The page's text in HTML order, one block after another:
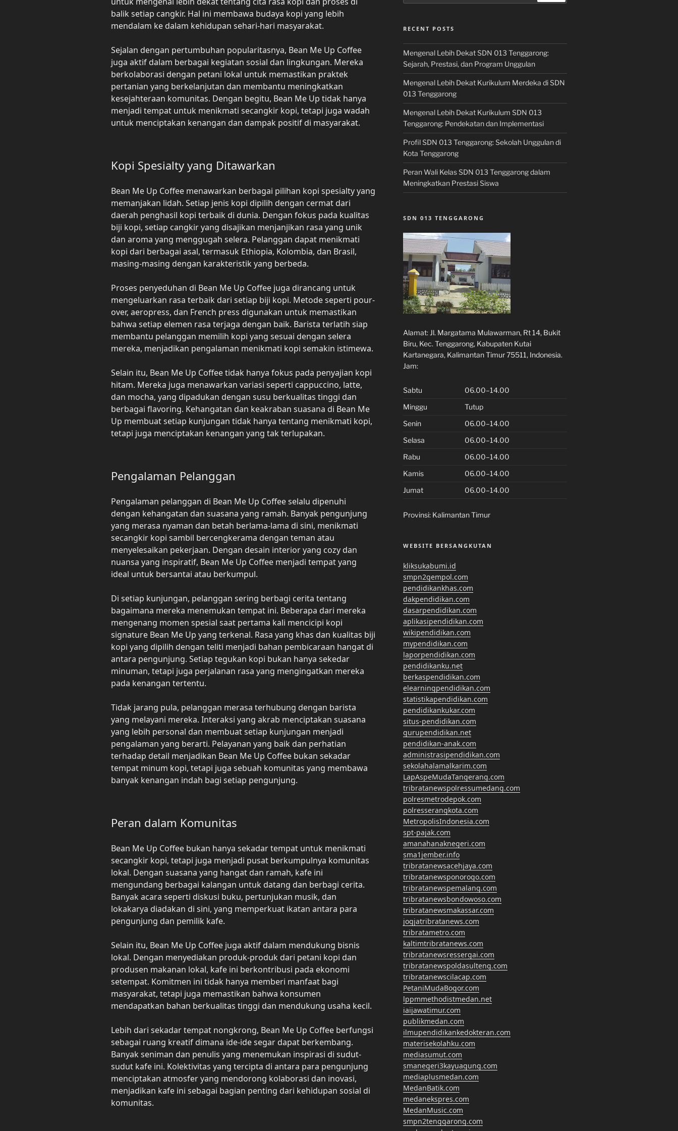
balik setiap cangkir. Hal ini membawa budaya kopi yang lebih
mendalam ke dalam kehidupan sehari-hari masyarakat.
Sejalan dengan pertumbuhan popularitasnya, Bean Me Up Coffee
juga aktif dalam berbagai kegiatan sosial dan lingkungan. Mereka
berkolaborasi dengan petani lokal untuk memastikan praktek
pertanian yang berkelanjutan dan membantu meningkatkan
kesejahteraan komunitas. Dengan begitu, Bean Me Up tidak hanya
menjadi tempat untuk menikmati secangkir kopi, tetapi juga wadah
untuk menciptakan kenangan dan dampak positif di masyarakat.
Kopi Spesialty yang Ditawarkan
Bean Me Up Coffee menawarkan berbagai pilihan kopi spesialty yang
memanjakan lidah. Setiap jenis kopi dipilih dengan cermat dari
daerah penghasil kopi terbaik di dunia. Dengan fokus pada kualitas
biji kopi, setiap cangkir yang disajikan menjanjikan rasa yang unik
dan aroma yang menggugah selera. Pelanggan dapat menikmati
kopi dari berbagai asal, termasuk Ethiopia, Kolombia, dan Brasil,
masing-masing dengan karakteristik yang berbeda.
Proses penyeduhan di Bean Me Up Coffee juga dirancang untuk
mengeluarkan rasa terbaik dari setiap biji kopi. Metode seperti pour-
over, aeropress, dan French press digunakan untuk memastikan
bahwa setiap elemen rasa terjaga dengan baik. Barista terlatih siap
membantu pelanggan memilih kopi yang sesuai dengan selera
mereka, menjadikan pengalaman menikmati kopi semakin istimewa.
Selain itu, Bean Me Up Coffee tidak hanya fokus pada penyajian kopi
hitam. Mereka juga menawarkan variasi seperti cappuccino, latte,
dan mocha, yang dipadukan dengan susu berkualitas tinggi dan
berbagai flavoring. Kehangatan dan keakraban suasana di Bean Me
Up membuat setiap kunjungan tidak hanya tentang menikmati kopi,
tetapi juga menciptakan kenangan yang tak terlupakan.
Pengalaman Pelanggan
Pengalaman pelanggan di Bean Me Up Coffee selalu dipenuhi
dengan kehangatan dan suasana yang ramah. Banyak pengunjung
yang merasa nyaman dan betah berlama-lama di sini, menikmati
secangkir kopi sambil bercengkerama dengan teman atau
menyelesaikan pekerjaan. Dengan desain interior yang cozy dan
nuansa yang inspiratif, Bean Me Up Coffee menjadi tempat yang
ideal untuk bersantai atau berkumpul.
Di setiap kunjungan, pelanggan sering berbagi cerita tentang
bagaimana mereka menemukan tempat ini. Beberapa dari mereka
mengenang momen spesial saat pertama kali mencicipi kopi
signature Bean Me Up yang terkenal. Rasa yang khas dan kualitas biji
kopi yang dipilih dengan teliti menjadi bahan pembicaraan hangat di
antara pengunjung. Setiap tegukan kopi bukan hanya sekedar
minuman, tetapi juga perjalanan rasa yang mengingatkan mereka
pada kenangan tertentu.
Tidak jarang pula, pelanggan merasa terhubung dengan barista
yang melayani mereka. Interaksi yang akrab menciptakan suasana
yang lebih personal dan membuat setiap kunjungan menjadi
pengalaman yang berarti. Pelayanan yang baik dan perhatian
terhadap detail menjadikan Bean Me Up Coffee bukan sekadar
tempat minum kopi, tetapi juga sebuah komunitas yang membawa
banyak kenangan indah bagi setiap pengunjung.
Peran dalam Komunitas
Bean Me Up Coffee bukan hanya sekadar tempat untuk menikmati
secangkir kopi, tetapi juga menjadi pusat berkumpulnya komunitas
lokal. Dengan suasana yang hangat dan ramah, kafe ini
mengundang berbagai kalangan untuk datang dan berbagi cerita.
Banyak acara seperti diskusi buku, pertunjukan musik, dan
lokakarya diadakan di sini, yang memperkuat ikatan antara para
pengunjung dan pemilik kafe.
Selain itu, Bean Me Up Coffee juga aktif dalam mendukung bisnis
lokal. Dengan menyediakan produk-produk dari petani kopi dan
produsen makanan lokal, kafe ini berkontribusi pada ekonomi
setempat. Komitmen ini tidak hanya memberi manfaat bagi
masyarakat, tetapi juga memastikan bahwa konsumen
mendapatkan bahan berkualitas tinggi dan mendukung usaha kecil.
Lebih dari sekadar tempat nongkrong, Bean Me Up Coffee berfungsi
sebagai ruang kreatif dimana ide-ide segar dapat berkembang.
Banyak seniman dan penulis yang menemukan inspirasi di sudut-
sudut kafe ini. Kolektivitas yang tercipta di antara para pengunjung
menciptakan atmosfer yang mendorong kolaborasi dan inovasi,
menjadikan kafe ini sebagai bagian penting dari kehidupan sosial di
komunitas.
RECENT POSTS
Mengenal Lebih Dekat SDN 013 Tenggarong:
Sejarah, Prestasi, dan Program Unggulan
Mengenal Lebih Dekat Kurikulum Merdeka di SDN
013 Tenggarong
Mengenal Lebih Dekat Kurikulum SDN 013
Tenggarong: Pendekatan dan Implementasi
Profil SDN 013 Tenggarong: Sekolah Unggulan di
Kota Tenggarong
Peran Wali Kelas SDN 013 Tenggarong dalam
Meningkatkan Prestasi Siswa
SDN 013 TENGGARONG
Alamat: Jl. Margatama Mulawarman, Rt 14, Bukit
Biru, Kec. Tenggarong, Kabupaten Kutai
Kartanegara, Kalimantan Timur 75511, Indonesia.
Jam:
Sabtu
06.00–14.00
Minggu
Tutup
Senin
06.00–14.00
Selasa
06.00–14.00
Rabu
06.00–14.00
Kamis
06.00–14.00
Jumat
06.00–14.00
Provinsi: Kalimantan Timur
WEBSITE BERSANGKUTAN
kliksukabumi.id
smpn2gempol.com
pendidikankhas.com
dakpendidikan.com
dasarpendidikan.com
aplikasipendidikan.com
wikipendidikan.com
mypendidikan.com
laporpendidikan.com
pendidikanku.net
berkaspendidikan.com
elearningpendidikan.com
statistikapendidikan.com
pendidikankukar.com
situs-pendidikan.com
gurupendidikan.net
pendidikan-anak.com
administrasipendidikan.com
sekolahalamalkarim.com
LapAspeMudaTangerang.com
tribratanewspolressumedang.com
polresmetrodepok.com
polresserangkota.com
MetropolisIndonesia.com
spt-pajak.com
amanahanaknegeri.com
sma1jember.info
tribratanewsacehjaya.com
tribratanewsponorogo.com
tribratanewspemalang.com
tribratanewsbondowoso.com
tribratanewsmakassar.com
jogjatribratanews.com
tribratametro.com
kaltimtribratanews.com
tribratanewsressergai.com
tribratanewspoldasulteng.com
tribratanewscilacap.com
PetaniMudaBogor.com
lppmmethodistmedan.net
iaijawatimur.com
publikmedan.com
ilmupendidikankedokteran.com
materisekolahku.com
mediasumut.com
smanegeri3kayuagung.com
mediaplusmedan.com
MedanBatik.com
medanekspres.com
MedanMusic.com
smpn2tenggarong.com